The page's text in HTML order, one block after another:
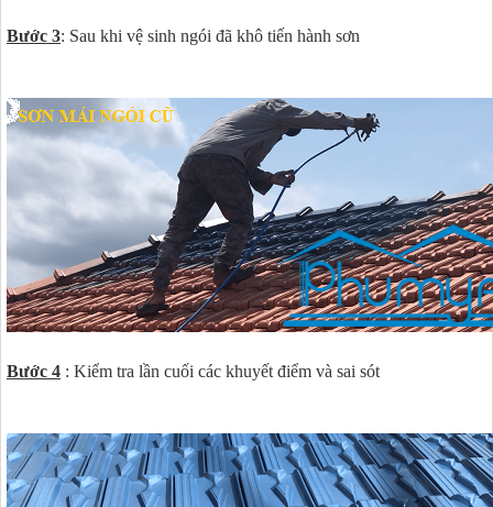
Bước 3: Sau khi vệ sinh ngói đã khô tiến hành sơn
Bước 4 : Kiểm tra lần cuối các khuyết điểm và sai sót